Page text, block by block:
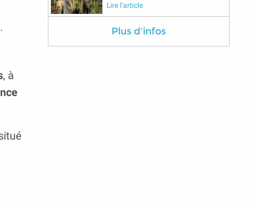
, à
Lire l'article
Plus d'infos